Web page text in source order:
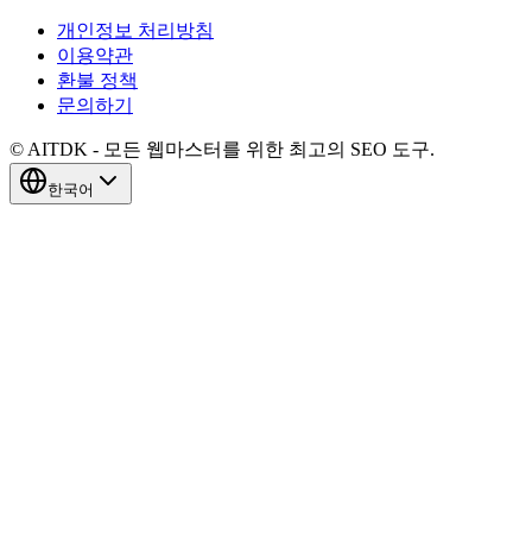
개인정보 처리방침
이용약관
환불 정책
문의하기
© AITDK - 모든 웹마스터를 위한 최고의 SEO 도구.
한국어